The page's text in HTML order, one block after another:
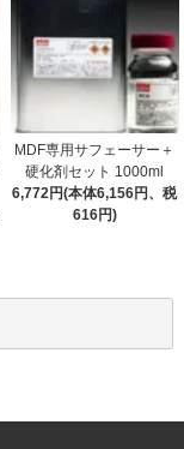
MDF専用サフェーサー＋
硬化剤セット 1000ml
6,772円(本体6,156円、税
616円)